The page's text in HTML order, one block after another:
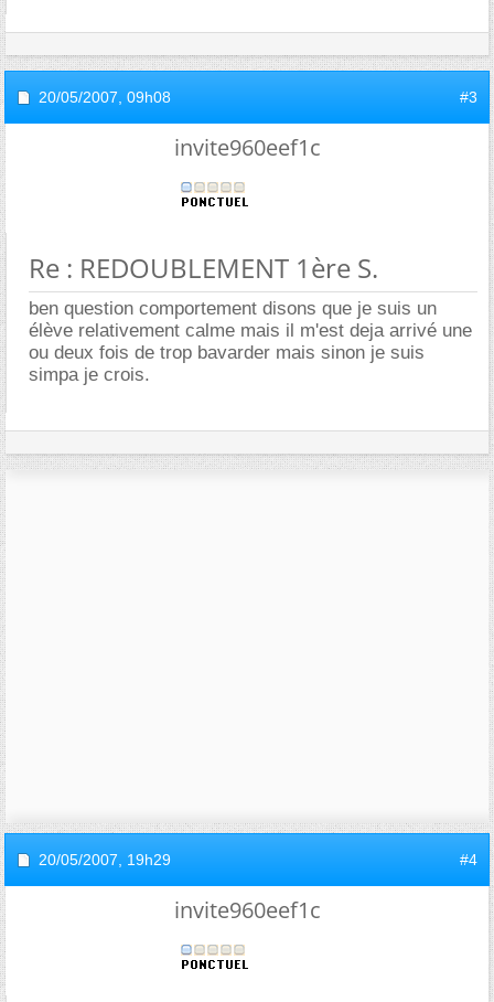
20/05/2007, 09h08 #3
invite960eef1c
Re : REDOUBLEMENT 1ère S.
ben question comportement disons que je suis un
élève relativement calme mais il m'est deja arrivé une
ou deux fois de trop bavarder mais sinon je suis
simpa je crois.
20/05/2007, 19h29 #4
invite960eef1c